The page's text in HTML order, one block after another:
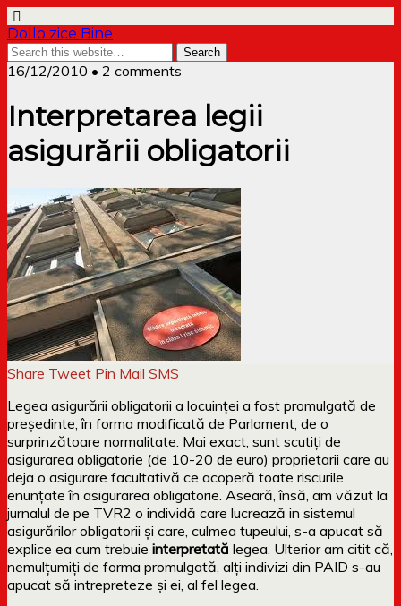
Dollo zice Bine
16/12/2010 • 2 comments
Interpretarea legii
asigurării obligatorii
Share Tweet Pin Mail SMS
Legea asigurării obligatorii a locuinței a fost promulgată de
președinte, în forma modificată de Parlament, de o
surprinzătoare normalitate. Mai exact, sunt scutiți de
asigurarea obligatorie (de 10-20 de euro) proprietarii care au
deja o asigurare facultativă ce acoperă toate riscurile
enunțate în asigurarea obligatorie. Aseară, însă, am văzut la
jurnalul de pe TVR2 o individă care lucrează in sistemul
asigurărilor obligatorii și care, culmea tupeului, s-a apucat să
explice ea cum trebuie interpretată legea. Ulterior am citit că,
nemulțumiți de forma promulgată, alți indivizi din PAID s-au
apucat să intrepreteze și ei, al fel legea.